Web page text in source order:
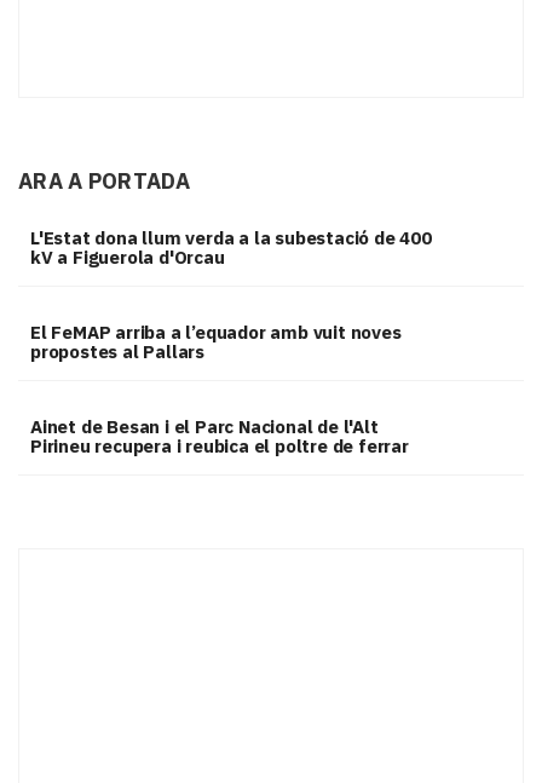
ARA A PORTADA
L'Estat dona llum verda a la subestació de 400
kV a Figuerola d'Orcau
El FeMAP arriba a l’equador amb vuit noves
propostes al Pallars
Ainet de Besan i el Parc Nacional de l'Alt
Pirineu recupera i reubica el poltre de ferrar